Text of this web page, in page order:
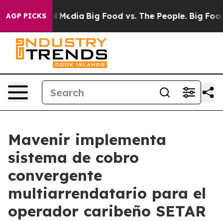
AGP PICKS
Social Media Big Food vs. The People. Big
Mavenir implementa
sistema de cobro
convergente
multiarrendatario para el
operador caribeño SETAR